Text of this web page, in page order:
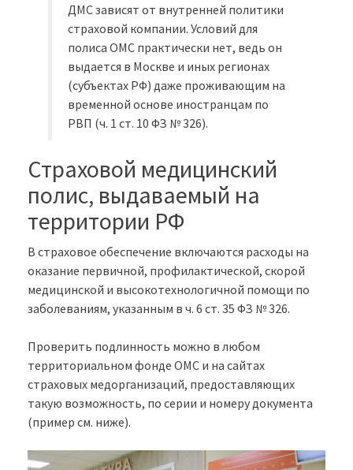
ДМС зависят от внутренней политики
страховой компании. Условий для
полиса ОМС практически нет, ведь он
выдается в Москве и иных регионах
(субъектах РФ) даже проживающим на
временной основе иностранцам по
РВП (ч. 1 ст. 10 ФЗ № 326).
Страховой медицинский
полис, выдаваемый на
территории РФ
В страховое обеспечение включаются расходы на
оказание первичной, профилактической, скорой
медицинской и высокотехнологичной помощи по
заболеваниям, указанным в ч. 6 ст. 35 ФЗ № 326.
Проверить подлинность можно в любом
территориальном фонде ОМС и на сайтах
страховых медорганизаций, предоставляющих
такую возможность, по серии и номеру документа
(пример см. ниже).